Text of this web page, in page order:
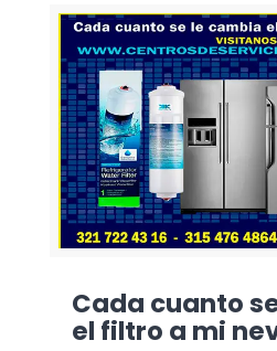
Cada cuanto
el filtro a mi